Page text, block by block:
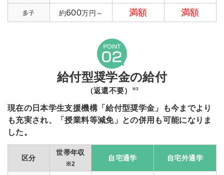
多子 約600万円～ 満額 満額
給付型奨学金の給付
（返還不要） ※3
現在の日本学生支援機構「給付型奨学金」も今までより
も充実され、「授業料等減免」との併用も可能になりま
した。
区分
世帯年収
※2
自宅通学 自宅外通学